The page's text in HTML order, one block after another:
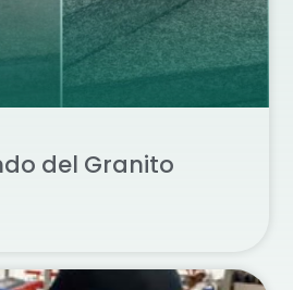
del Granito